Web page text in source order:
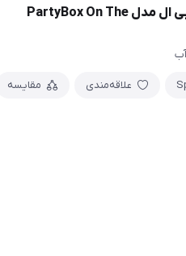
اسپیکر بلوتوثی قابل حمل جی بی ال مدل PartyBox On The
علاقه‌مندی مقایسه